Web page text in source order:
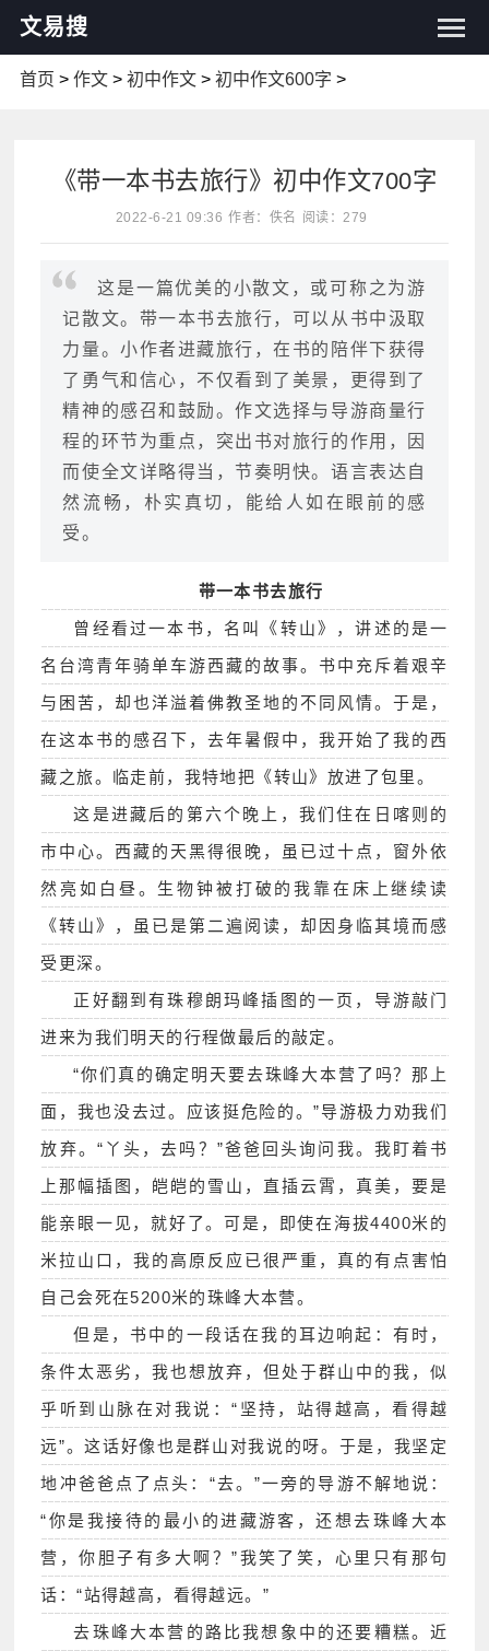
文易搜
首页 > 作文> 初中作文> 初中作文600字 >
《带一本书去旅行》初中作文700字
2022-6-21 09:36 作者：佚名 阅读：279
这是一篇优美的小散文，或可称之为游
记散文。带一本书去旅行，可以从书中汲取
力量。小作者进藏旅行，在书的陪伴下获得
了勇气和信心，不仅看到了美景，更得到了
精神的感召和鼓励。作文选择与导游商量行
程的环节为重点，突出书对旅行的作用，因
而使全文详略得当，节奏明快。语言表达自
然流畅，朴实真切，能给人如在眼前的感
受。
带一本书去旅行
曾经看过一本书，名叫《转山》，讲述的是一
名台湾青年骑单车游西藏的故事。书中充斥着艰辛
与困苦，却也洋溢着佛教圣地的不同风情。于是，
在这本书的感召下，去年暑假中，我开始了我的西
藏之旅。临走前，我特地把《转山》放进了包里。
这是进藏后的第六个晚上，我们住在日喀则的
市中心。西藏的天黑得很晚，虽已过十点，窗外依
然亮如白昼。生物钟被打破的我靠在床上继续读
《转山》，虽已是第二遍阅读，却因身临其境而感
受更深。
正好翻到有珠穆朗玛峰插图的一页，导游敲门
进来为我们明天的行程做最后的敲定。
“你们真的确定明天要去珠峰大本营了吗？那上
面，我也没去过。应该挺危险的。”导游极力劝我们
放弃。“丫头，去吗？”爸爸回头询问我。我盯着书
上那幅插图，皑皑的雪山，直插云霄，真美，要是
能亲眼一见，就好了。可是，即使在海拔4400米的
米拉山口，我的高原反应已很严重，真的有点害怕
自己会死在5200米的珠峰大本营。
但是，书中的一段话在我的耳边响起：有时，
条件太恶劣，我也想放弃，但处于群山中的我，似
乎听到山脉在对我说：“坚持，站得越高，看得越
远”。这话好像也是群山对我说的呀。于是，我坚定
地冲爸爸点了点头：“去。”一旁的导游不解地说：
“你是我接待的最小的进藏游客，还想去珠峰大本
营，你胆子有多大啊？”我笑了笑，心里只有那句
话：“站得越高，看得越远。”
去珠峰大本营的路比我想象中的还要糟糕。近